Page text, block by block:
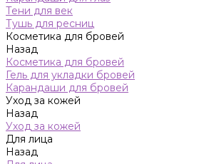
Тени для век
Тушь для ресниц
Косметика для бровей
Назад
Косметика для бровей
Гель для укладки бровей
Карандаши для бровей
Уход за кожей
Назад
Уход за кожей
Для лица
Назад